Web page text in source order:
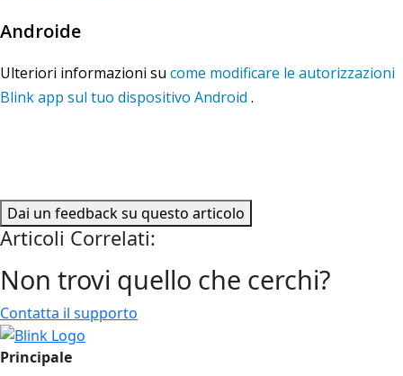
Androide
Ulteriori informazioni su come modificare le autorizzazioni
Blink app sul tuo dispositivo Android .
Dai un feedback su questo articolo
Articoli Correlati:
Non trovi quello che cerchi?
Contatta il supporto
Principale